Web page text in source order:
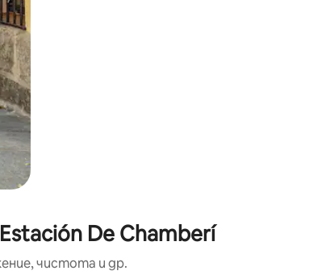
De Chamberí
чистота и др.